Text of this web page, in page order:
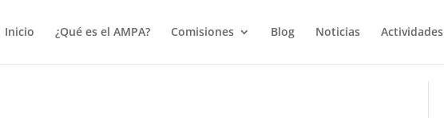
Inicio
¿Qué es el AMPA? Comisiones Blog Noticias Actividades